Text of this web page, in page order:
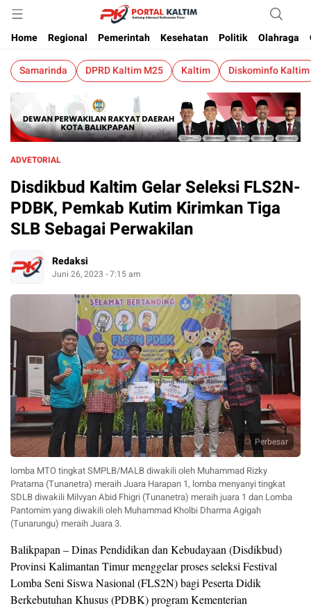
Portalkaltim.com
Berita Kaltim Terkini
Home
Regional Pemerintah Kesehatan Politik Olahraga
Samarinda DPRD Kaltim M25 Kaltim Diskominfo Kaltim
ADVETORIAL
Disdikbud Kaltim Gelar Seleksi FLS2N-
PDBK, Pemkab Kutim Kirimkan Tiga
SLB Sebagai Perwakilan
Redaksi
Juni 26, 2023 - 7:15 am
Perbesar
lomba MTO tingkat SMPLB/MALB diwakili oleh Muhammad Rizky
Pratama (Tunanetra) meraih Juara Harapan 1, lomba menyanyi tingkat
SDLB diwakili Milvyan Abid Fhigri (Tunanetra) meraih juara 1 dan Lomba
Pantomim yang diwakili oleh Muhammad Kholbi Dharma Agigah
(Tunarungu) meraih Juara 3.
Balikpapan – Dinas Pendidikan dan Kebudayaan (Disdikbud)
Provinsi Kalimantan Timur menggelar proses seleksi Festival
Lomba Seni Siswa Nasional (FLS2N) bagi Peserta Didik
Berkebutuhan Khusus (PDBK) program Kementerian